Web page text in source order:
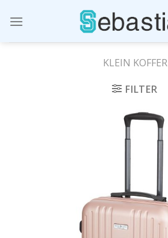
KLEIN KOFFER
FILTER